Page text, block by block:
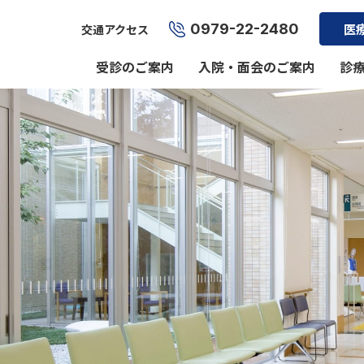
交通アクセス 0979-22-2480 医
受診のご案内 入院・面会のご案内 診